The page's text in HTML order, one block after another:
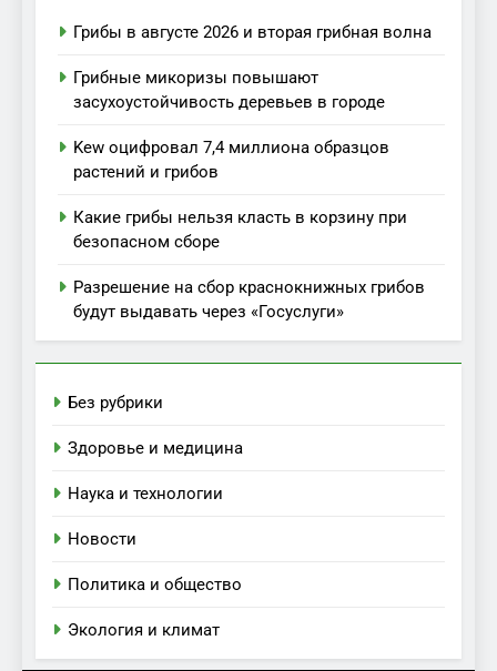
Грибы в августе 2026 и вторая грибная волна
Грибные микоризы повышают
засухоустойчивость деревьев в городе
Kew оцифровал 7,4 миллиона образцов
растений и грибов
Какие грибы нельзя класть в корзину при
безопасном сборе
Разрешение на сбор краснокнижных грибов
будут выдавать через «Госуслуги»
Без рубрики
Здоровье и медицина
Наука и технологии
Новости
Политика и общество
Экология и климат